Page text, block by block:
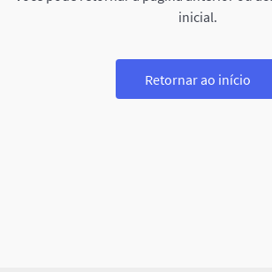
inicial.
Retornar ao início